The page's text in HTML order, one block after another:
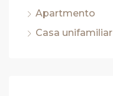
Apartmento
Casa unifamiliar